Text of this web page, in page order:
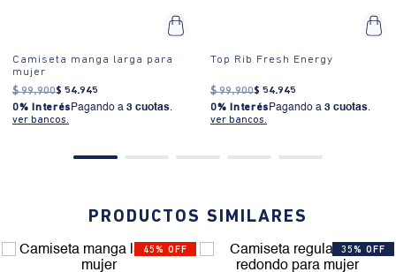
Camiseta manga larga para
mujer
$ 99.900$ 54.945
0% Interés Pagando a 3 cuotas.
ver bancos.
Top Rib Fresh Energy
$ 99.900$ 54.945
0% Interés Pagando a 3 cuotas.
ver bancos.
PRODUCTOS SIMILARES
45% OFF 35% OFF